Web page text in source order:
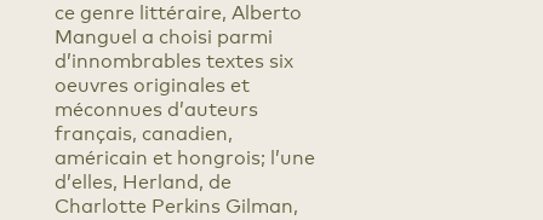
ce genre littéraire, Alberto
Manguel a choisi parmi
d’innombrables textes six
oeuvres originales et
méconnues d’auteurs
français, canadien,
américain et hongrois; l’une
d’elles, Herland, de
Charlotte Perkins Gilman,